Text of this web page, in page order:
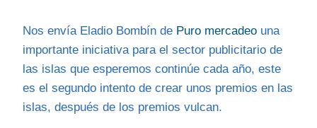
Nos envía Eladio Bombín de Puro mercadeo una
importante iniciativa para el sector publicitario de
las islas que esperemos continúe cada año, este
es el segundo intento de crear unos premios en las
islas, después de los premios vulcan.